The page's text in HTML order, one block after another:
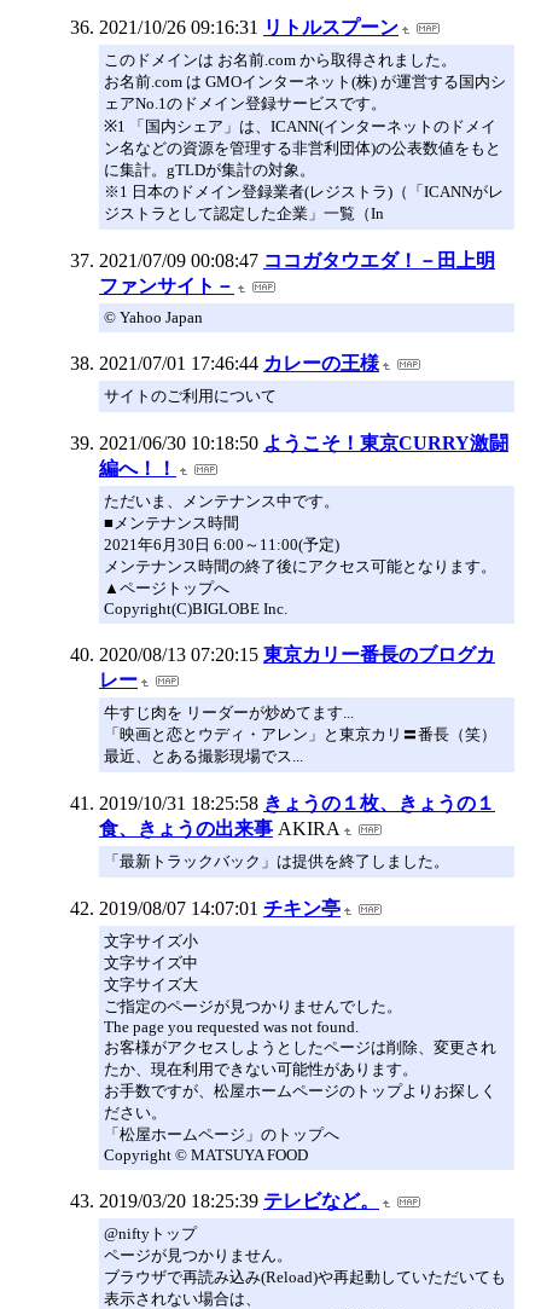
2021/10/26 09:16:31 リトルスプーン
このドメインは お名前.com から取得されました。
お名前.com は GMOインターネット(株) が運営する国内シ
ェアNo.1のドメイン登録サービスです。
※1 「国内シェア」は、ICANN(インターネットのドメイ
ン名などの資源を管理する非営利団体)の公表数値をもと
に集計。gTLDが集計の対象。
※1 日本のドメイン登録業者(レジストラ)（「ICANNがレ
ジストラとして認定した企業」一覧（In
2021/07/09 00:08:47 ココガタウエダ！－田上明
ファンサイト－
© Yahoo Japan
2021/07/01 17:46:44 カレーの王様
サイトのご利用について
2021/06/30 10:18:50 ようこそ！東京CURRY激闘
編へ！！
ただいま、メンテナンス中です。
■メンテナンス時間
2021年6月30日 6:00～11:00(予定)
メンテナンス時間の終了後にアクセス可能となります。
▲ページトップへ
Copyright(C)BIGLOBE Inc.
2020/08/13 07:20:15 東京カリー番長のブログカ
レー
牛すじ肉を リーダーが炒めてます...
「映画と恋とウディ・アレン」と東京カリ〓番長（笑）
最近、とある撮影現場でス...
2019/10/31 18:25:58 きょうの１枚、きょうの１
食、きょうの出来事 AKIRA
「最新トラックバック」は提供を終了しました。
2019/08/07 14:07:01 チキン亭
文字サイズ小
文字サイズ中
文字サイズ大
ご指定のページが見つかりませんでした。
The page you requested was not found.
お客様がアクセスしようとしたページは削除、変更され
たか、現在利用できない可能性があります。
お手数ですが、松屋ホームページのトップよりお探しく
ださい。
「松屋ホームページ」のトップへ
Copyright © MATSUYA FOOD
2019/03/20 18:25:39 テレビなど。
@niftyトップ
ページが見つかりません。
ブラウザで再読み込み(Reload)や再起動していただいても
表示されない場合は、